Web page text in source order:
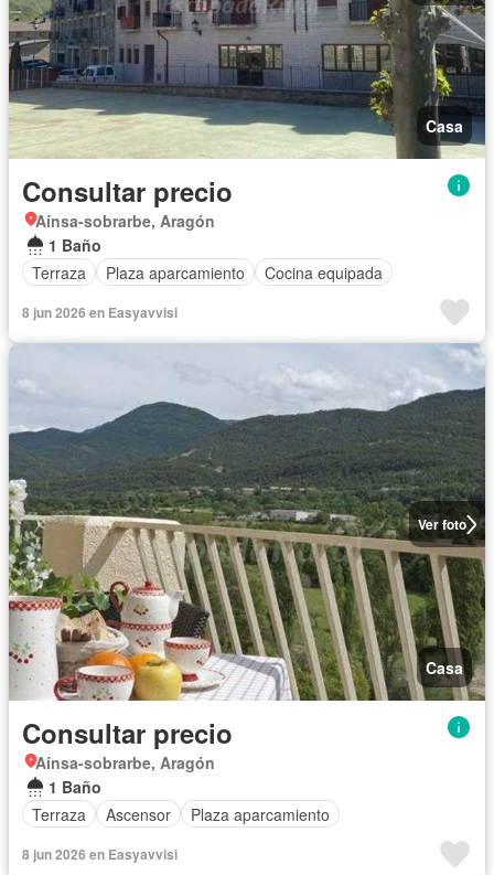
Casa
Consultar precio
Aínsa-sobrarbe, Aragón
1 Baño
Terraza
Plaza aparcamiento Cocina equipada
8 jun 2026 en Easyavvisi
Ver foto
Casa
Consultar precio
Aínsa-sobrarbe, Aragón
1 Baño
Terraza
Ascensor Plaza aparcamiento
8 jun 2026 en Easyavvisi